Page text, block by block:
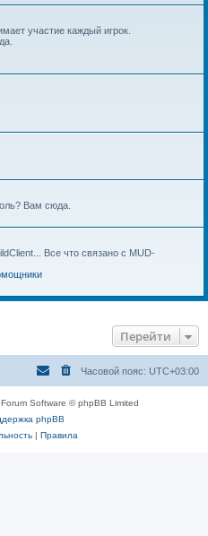
участие каждый игрок.
Вам сюда.
Все что связано с MUD-
Перейти
Часовой пояс: UTC+03:00
Software © phpBB Limited
phpBB
| Правила